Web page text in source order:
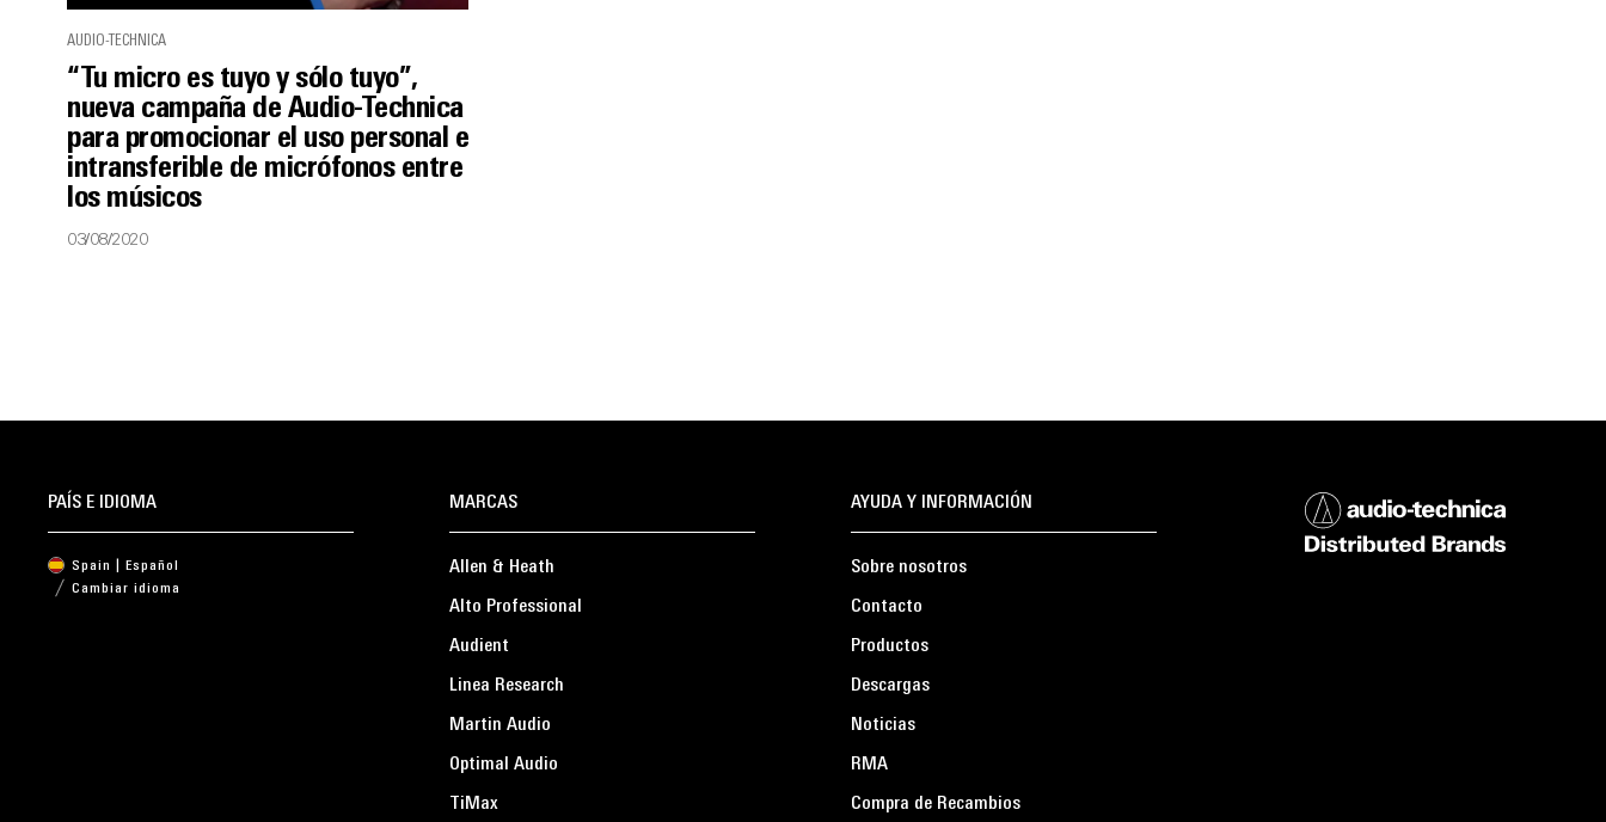
AUDIO-TECHNICA
“Tu micro es tuyo y sólo tuyo”,
nueva campaña de Audio-Technica
para promocionar el uso personal e
intransferible de micrófonos entre
los músicos
03/08/2020
MARCAS
Allen & Heath
Alto Professional
Audient
Linea Research
Martin Audio
Optimal Audio
TiMax
AYUDA Y INFORMACIÓN
Sobre nosotros
Contacto
Productos
Descargas
Noticias
RMA
Compra de Recambios
PAÍS E IDIOMA
Spain | Español
Cambiar idioma